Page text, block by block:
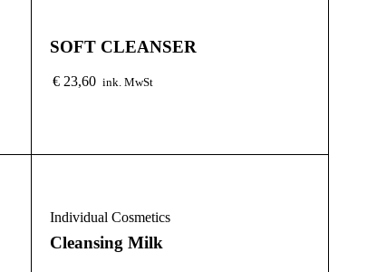
SOFT CLEANSER
€ 23,60 ink. MwSt
Individual Cosmetics
Cleansing Milk